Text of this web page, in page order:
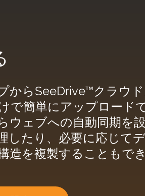
からSeeDrive™クラウ
で簡単にアップロード
ウェブへの自動同期を設
したり、必要に応じて
造を複製することもでき